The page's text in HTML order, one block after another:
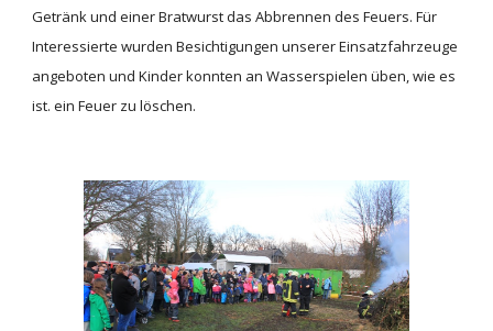
Getränk und einer Bratwurst das Abbrennen des Feuers. Für
Interessierte wurden Besichtigungen unserer Einsatzfahrzeuge
angeboten und Kinder konnten an Wasserspielen üben, wie es
ist. ein Feuer zu löschen.